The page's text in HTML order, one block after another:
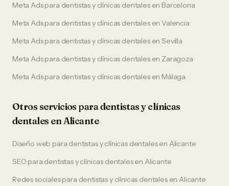
Meta Adspara dentistas y clínicas dentalesen Barcelona
Meta Adspara dentistas y clínicas dentalesenValencia
Meta Adspara dentistas y clínicas dentalesenSevilla
Meta Adspara dentistas y clínicas dentalesen Zaragoza
Meta Adspara dentistas y clínicas dentalesen Málaga
Otros servicios paradentistas y clínicas
dentales enAlicante
Diseño web para dentistas y clínicas dentalesen Alicante
SEO para dentistas y clínicas dentalesen Alicante
Redes socialespara dentistas y clínicas dentalesenAlicante